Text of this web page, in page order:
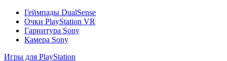
Геймпады DualSense
Очки PlayStation VR
Гарнитура Sony
Камера Sony
Игры для PlayStation